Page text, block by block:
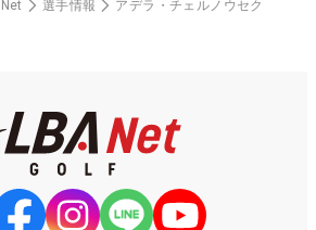
選手情報 アデラ・チェルノウセク